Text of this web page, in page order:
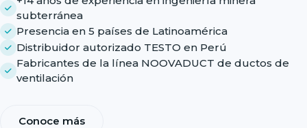
subterránea
Presencia en 5 países de Latinoamérica
Distribuidor autorizado TESTO en Perú
Fabricantes de la línea NOOVADUCT de ductos de
ventilación
Conoce más